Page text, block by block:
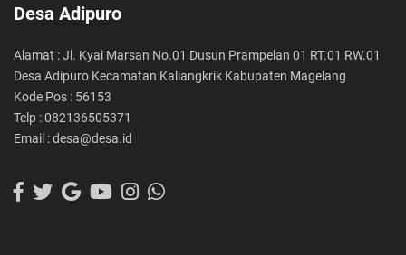
Desa Adipuro
Alamat : Jl. Kyai Marsan No.01 Dusun Prampelan 01 RT.01 RW.01
Desa Adipuro Kecamatan Kaliangkrik Kabupaten Magelang
Kode Pos : 56153
Telp : 082136505371
Email : desa@desa.id